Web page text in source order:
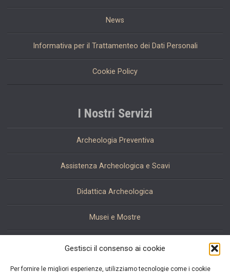
Gestisci il consenso ai cookie
Per fornire le migliori esperienze, utilizziamo tecnologie come i cookie
News
Informativa per il Trattamenteo dei Dati Personali
Cookie Policy
I Nostri Servizi
Archeologia Preventiva
Assistenza Archeologica e Scavi
Didattica Archeologica
Musei e Mostre